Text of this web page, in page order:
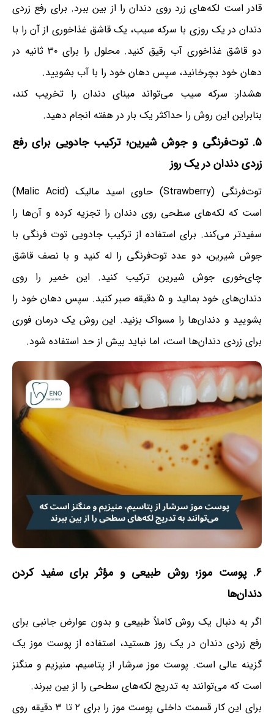
قادر است لکه‌های زرد روی دندان را از بین ببرد. برای رفع زردی
دندان در یک روزی با سرکه سیب، یک قاشق غذاخوری از آن را با
دو قاشق غذاخوری آب رقیق کنید. محلول را برای ۳۰ ثانیه در
دهان خود بچرخانید، سپس دهان خود را با آب بشویید.
هشدار: سرکه سیب می‌تواند مینای دندان را تخریب کند،
بنابراین این روش را حداکثر یک بار در هفته انجام دهید.
۵. توت‌فرنگی و جوش شیرین؛ ترکیب جادویی برای رفع
زردی دندان در یک روز
توت‌فرنگی (Strawberry) حاوی اسید مالیک (Malic Acid)
است که لکه‌های سطحی روی دندان را تجزیه کرده و آن‌ها را
سفیدتر می‌کند. برای استفاده از ترکیب جادویی توت فرنگی با
جوش شیرین، دو عدد توت‌فرنگی را له کنید و با نصف قاشق
چای‌خوری جوش شیرین ترکیب کنید. این خمیر را روی
دندان‌های خود بمالید و ۵ دقیقه صبر کنید. سپس دهان خود را
بشویید و دندان‌ها را مسواک بزنید. این روش یک درمان فوری
برای زردی دندان‌ها است، اما نباید بیش از حد استفاده شود.
۶. پوست موز؛ روش طبیعی و مؤثر برای سفید کردن
دندان‌ها
اگر به دنبال یک روش کاملاً طبیعی و بدون عوارض جانبی برای
رفع زردی دندان در یک روز هستید، استفاده از پوست موز یک
گزینه عالی است. پوست موز سرشار از پتاسیم، منیزیم و منگنز
است که می‌توانند به تدریج لکه‌های سطحی را از بین ببرند.
برای این کار قسمت داخلی پوست موز را برای ۲ تا ۳ دقیقه روی